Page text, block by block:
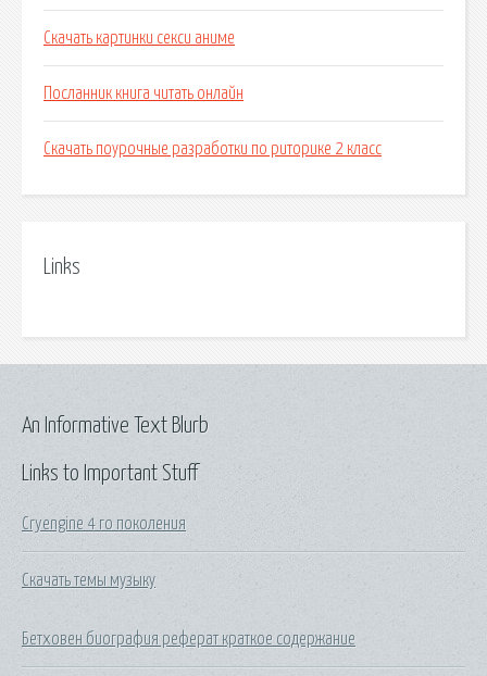
Скачать картинки секси аниме
Посланник книга читать онлайн
Скачать поурочные разработки по риторике 2 класс
Links
Links to Important Stuff
Cryengine 4 го поколения
Скачать темы музыку
Бетховен биография реферат краткое содержание
An Informative Text Blurb